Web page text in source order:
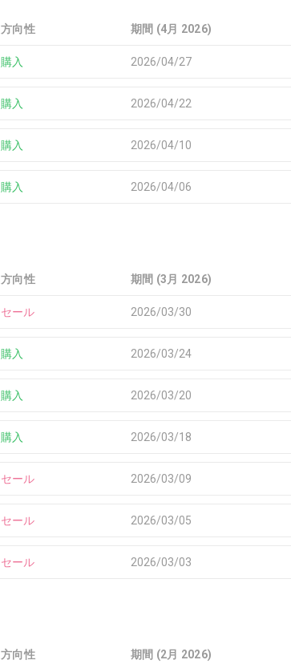
方向性 期間 (4月 2026)
購入 2026/04/27
購入 2026/04/22
購入 2026/04/10
購入 2026/04/06
方向性 期間 (3月 2026)
セール 2026/03/30
購入 2026/03/24
購入 2026/03/20
購入 2026/03/18
セール 2026/03/09
セール 2026/03/05
セール 2026/03/03
方向性 期間 (2月 2026)